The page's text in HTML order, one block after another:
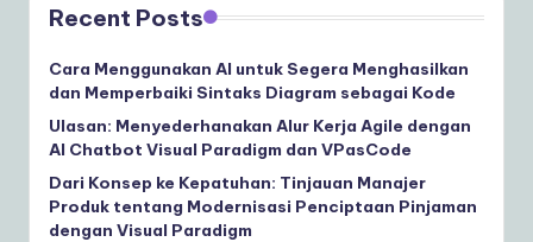
Recent Posts
Cara Menggunakan AI untuk Segera Menghasilkan
dan Memperbaiki Sintaks Diagram sebagai Kode
Ulasan: Menyederhanakan Alur Kerja Agile dengan
AI Chatbot Visual Paradigm dan VPasCode
Dari Konsep ke Kepatuhan: Tinjauan Manajer
Produk tentang Modernisasi Penciptaan Pinjaman
dengan Visual Paradigm